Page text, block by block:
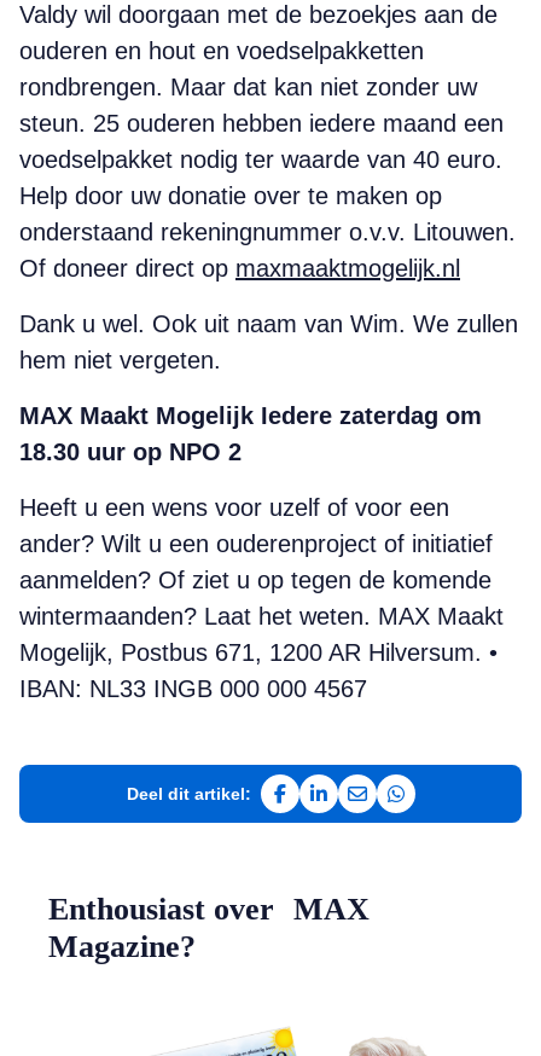
Valdy wil doorgaan met de bezoekjes aan de
ouderen en hout en voedselpakketten
rondbrengen. Maar dat kan niet zonder uw
steun. 25 ouderen hebben iedere maand een
voedselpakket nodig ter waarde van 40 euro.
Help door uw donatie over te maken op
onderstaand rekeningnummer o.v.v. Litouwen.
Of doneer direct op maxmaaktmogelijk.nl
Dank u wel. Ook uit naam van Wim. We zullen
hem niet vergeten.
MAX Maakt Mogelijk Iedere zaterdag om
18.30 uur op NPO 2
Heeft u een wens voor uzelf of voor een
ander? Wilt u een ouderenproject of initiatief
aanmelden? Of ziet u op tegen de komende
wintermaanden? Laat het weten. MAX Maakt
Mogelijk, Postbus 671, 1200 AR Hilversum. •
IBAN: NL33 INGB 000 000 4567
Deel dit artikel:
Deel op Facebook
Deel op LinkedIn
Deel via e-mail
Deel via
Enthousiast over MAX
Magazine?